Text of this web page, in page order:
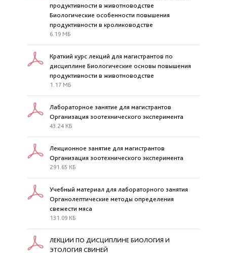
продуктивности в животноводстве
Биологические особенности повышения
продуктивности в кролиководстве
6.19 МБ
Краткий курс лекций для магистрантов по
дисциплине Биологические основы повышения
продуктивности в животноводстве
1.17 МБ
Лабораторное занятие для магистрантов
Организация зоотехнического эксперимента
43.24 КБ
Лекционное занятие для магистрантов
Организация зоотехнического эксперимента
291.65 КБ
Учебный материал для лабораторного занятия
Органолептические методы определения
свежести мяса
131.09 КБ
ЛЕКЦИИ ПО ДИСЦИПЛИНЕ БИОЛОГИЯ И
ЭТОЛОГИЯ СВИНЕЙ